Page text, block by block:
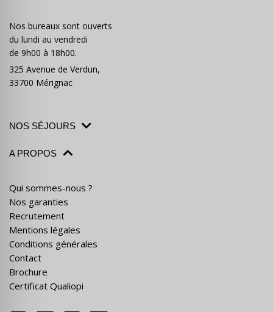
Nos bureaux sont ouverts
du lundi au vendredi
de 9h00 à 18h00.
325 Avenue de Verdun,
33700 Mérignac
NOS SÉJOURS
A PROPOS
Qui sommes-nous ?
Nos garanties
Recrutement
Mentions légales
Conditions générales
Contact
Brochure
Certificat Qualiopi